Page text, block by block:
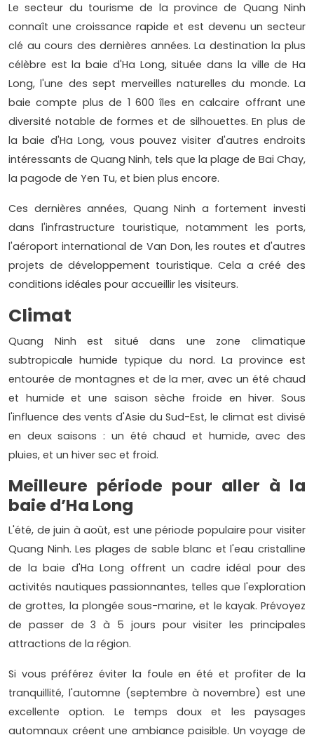
Le secteur du tourisme de la province de Quang Ninh
connaît une croissance rapide et est devenu un secteur
clé au cours des dernières années. La destination la plus
célèbre est la baie d'Ha Long, située dans la ville de Ha
Long, l'une des sept merveilles naturelles du monde. La
baie compte plus de 1 600 îles en calcaire offrant une
diversité notable de formes et de silhouettes. En plus de
la baie d'Ha Long, vous pouvez visiter d'autres endroits
intéressants de Quang Ninh, tels que la plage de Bai Chay,
la pagode de Yen Tu, et bien plus encore.
Ces dernières années, Quang Ninh a fortement investi
dans l'infrastructure touristique, notamment les ports,
l'aéroport international de Van Don, les routes et d'autres
projets de développement touristique. Cela a créé des
conditions idéales pour accueillir les visiteurs.
Climat
Quang Ninh est situé dans une zone climatique
subtropicale humide typique du nord. La province est
entourée de montagnes et de la mer, avec un été chaud
et humide et une saison sèche froide en hiver. Sous
l'influence des vents d'Asie du Sud-Est, le climat est divisé
en deux saisons : un été chaud et humide, avec des
pluies, et un hiver sec et froid.
Meilleure période pour aller à la
baie d’Ha Long
L'été, de juin à août, est une période populaire pour visiter
Quang Ninh. Les plages de sable blanc et l'eau cristalline
de la baie d'Ha Long offrent un cadre idéal pour des
activités nautiques passionnantes, telles que l'exploration
de grottes, la plongée sous-marine, et le kayak. Prévoyez
de passer de 3 à 5 jours pour visiter les principales
attractions de la région.
Si vous préférez éviter la foule en été et profiter de la
tranquillité, l'automne (septembre à novembre) est une
excellente option. Le temps doux et les paysages
automnaux créent une ambiance paisible. Un voyage de